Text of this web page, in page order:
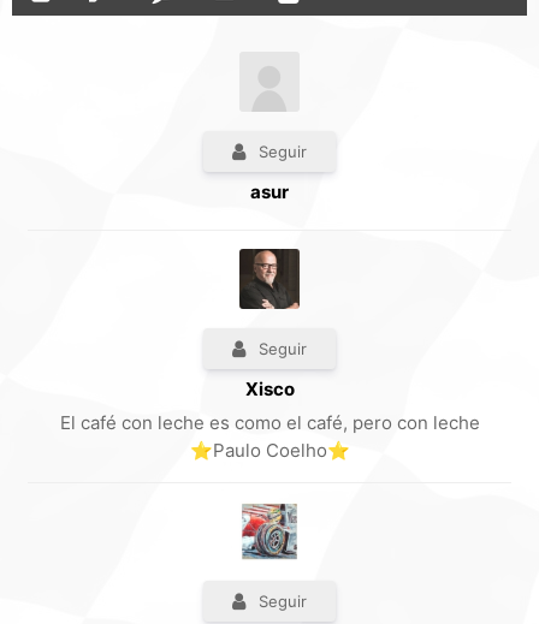
Seguir
asur
Seguir
Xisco
El café con leche es como el café, pero con leche
⭐Paulo Coelho⭐
Seguir